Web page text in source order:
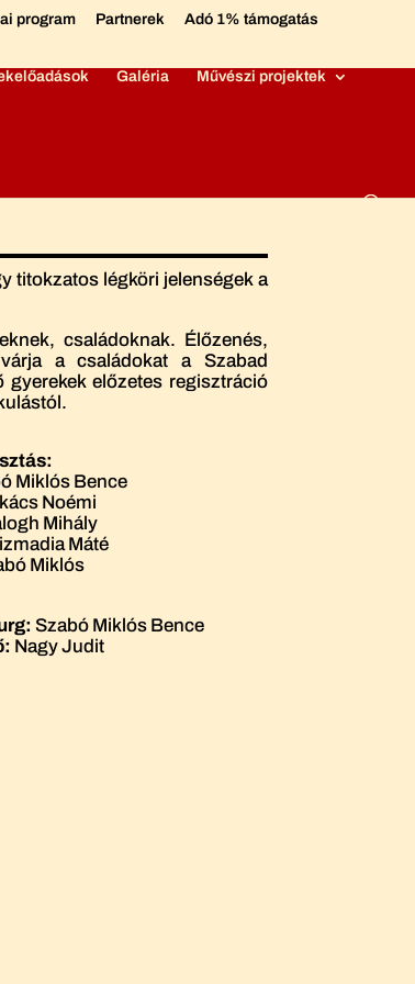
program Partnerek
Adó 1% támogatás
Galéria Művészi projektek
titokzatos légköri jelenségek a
családoknak. Élőzenés,
a családokat a Szabad
előzetes regisztráció
Miklós Bence
Noémi
Mihály
Máté
Miklós
Szabó Miklós Bence
Nagy Judit